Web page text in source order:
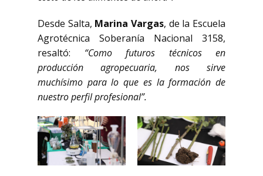
Desde Salta, Marina Vargas, de la Escuela
Agrotécnica Soberanía Nacional 3158,
resaltó: “Como futuros técnicos en
producción agropecuaria, nos sirve
muchísimo para lo que es la formación de
nuestro perfil profesional”.